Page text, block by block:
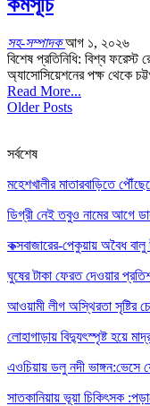
সহ-সম্পাদকআগ ১, ২০২৬
বিশেষ প্রতিনিধি: বিশ্ব ফরেস্ট
অ্যাসোসিয়েশনের পক্ষ থেকে
Read More...
Older Posts
সর্বশেষ
মহেশখালীর মাতারবাড়িতে
ডিগ্রী নেই তবুও নামের আগে
কক্সবাজারের-পেকুয়ায় অবৈধ
ঘুষের টাকা ফেরত দেওয়ার
আওয়ামী লীগ অস্থিরতা সৃষ্টির
লোহাগাড়ায় বিদ্যুৎস্পৃষ্ট হয়ে
এওচিয়ায় ডলু নদী ভাঙ্গন:ভেসে
সাতকানিয়ায় ভূয়া চিকিৎসক